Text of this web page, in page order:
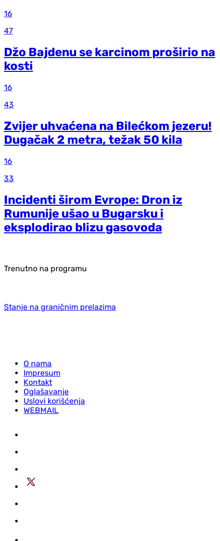
16
47
Džo Bajdenu se karcinom proširio na
kosti
16
43
Zvijer uhvaćena na Bilećkom jezeru!
Dugačak 2 metra, težak 50 kila
16
33
Incidenti širom Evrope: Dron iz
Rumunije ušao u Bugarsku i
eksplodirao blizu gasovoda
Trenutno na programu
Stanje na graničnim prelazima
O nama
Impresum
Kontakt
Oglašavanje
Uslovi korišćenja
WEBMAIL